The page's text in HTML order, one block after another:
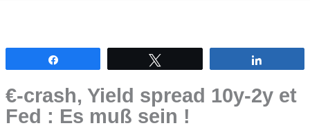
€-crash, Yield spread 10y-2y et
Fed : Es muß sein !